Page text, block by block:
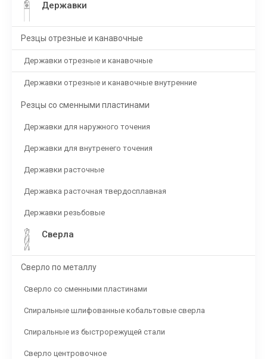
Державки
Резцы отрезные и канавочные
Державки отрезные и канавочные
Державки отрезные и канавочные внутренние
Резцы со сменными пластинами
Державки для наружного точения
Державки для внутренего точения
Державки расточные
Державка расточная твердосплавная
Державки резьбовые
Сверла
Сверло по металлу
Сверло со сменными пластинами
Спиральные шлифованные кобальтовые сверла
Спиральные из быстрорежущей стали
Сверло центровочное